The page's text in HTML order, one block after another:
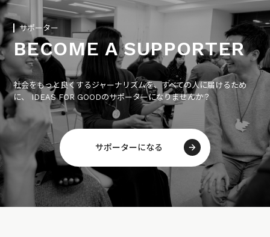
サポーター
BECOME A SUPPORTER
社会をもっと良くするジャーナリズムを、すべての人に届けるため
に、 IDEAS FOR GOODのサポーターになりませんか？
サポーターになる